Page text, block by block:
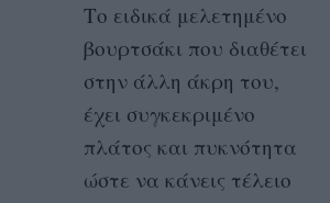
Το ειδικά μελετημένο
βουρτσάκι που διαθέτει
στην άλλη άκρη του,
έχει συγκεκριμένο
πλάτος και πυκνότητα
ώστε να κάνεις τέλειο